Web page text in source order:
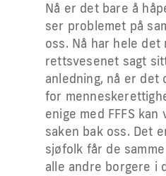
Nå er det bare å
ser problemet på
oss. Nå har hele det
rettsvesenet sagt
anledning, nå er
for
enige med FFFS kan
saken bak oss. Det
sjøfolk får de
alle andre borgere i